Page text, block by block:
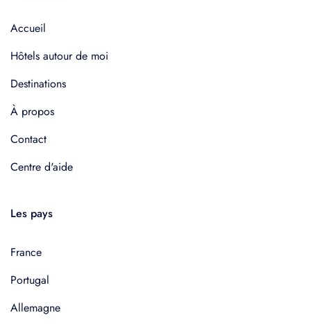
Accueil
Hôtels autour de moi
Destinations
À propos
Contact
Centre d'aide
Les pays
France
Portugal
Allemagne